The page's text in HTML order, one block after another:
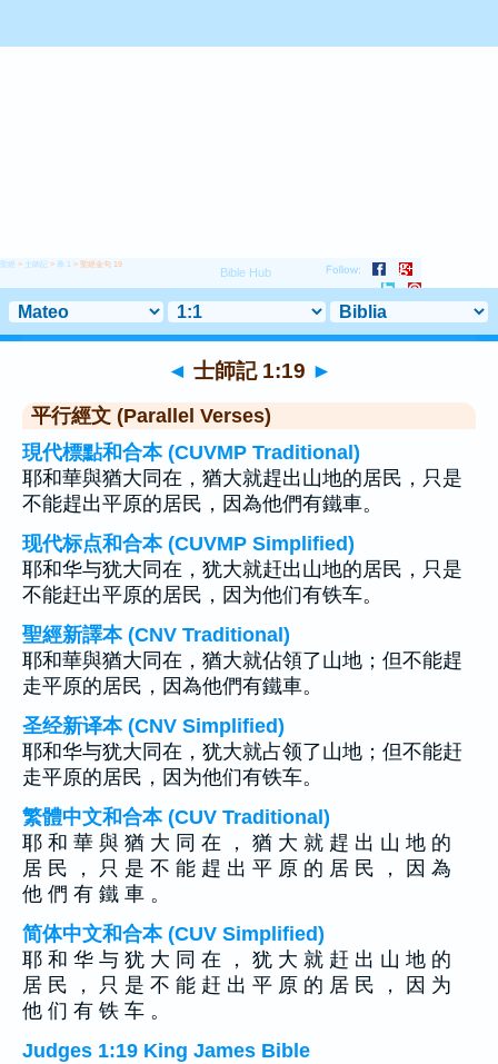
聖經 > 士師記 > 章 1 > 聖經金句 19
◄ 士師記 1:19 ►
平行經文 (Parallel Verses)
現代標點和合本 (CUVMP Traditional)
耶和華與猶大同在，猶大就趕出山地的居民，只是
不能趕出平原的居民，因為他們有鐵車。
现代标点和合本 (CUVMP Simplified)
耶和华与犹大同在，犹大就赶出山地的居民，只是
不能赶出平原的居民，因为他们有铁车。
聖經新譯本 (CNV Traditional)
耶和華與猶大同在，猶大就佔領了山地；但不能趕
走平原的居民，因為他們有鐵車。
圣经新译本 (CNV Simplified)
耶和华与犹大同在，犹大就占领了山地；但不能赶
走平原的居民，因为他们有铁车。
繁體中文和合本 (CUV Traditional)
耶 和 華 與 猶 大 同 在 ， 猶 大 就 趕 出 山 地 的
居 民 ， 只 是 不 能 趕 出 平 原 的 居 民 ， 因 為
他 們 有 鐵 車 。
简体中文和合本 (CUV Simplified)
耶 和 华 与 犹 大 同 在 ， 犹 大 就 赶 出 山 地 的
居 民 ， 只 是 不 能 赶 出 平 原 的 居 民 ， 因 为
他 们 有 铁 车 。
Judges 1:19 King James Bible